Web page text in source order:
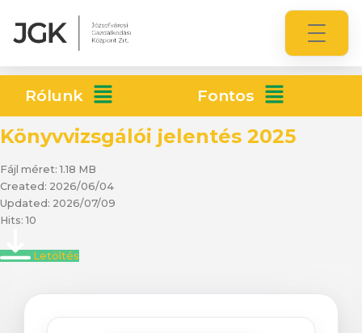
Rólunk Fontos
Könyvvizsgálói jelentés 2025
Fájl méret: 1.18 MB
Created: 2026/06/04
Updated: 2026/07/09
Hits: 10
Letöltés